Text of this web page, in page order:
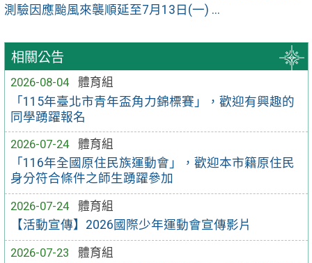
相關公告
2026-08-04
體育組
「115年臺北市青年盃角力錦標賽」，歡迎有興趣的
同學踴躍報名
2026-07-24
體育組
「116年全國原住民族運動會」，歡迎本市籍原住民
身分符合條件之師生踴躍參加
2026-07-24
體育組
【活動宣傳】2026國際少年運動會宣傳影片
2026-07-23
體育組
測驗因應颱風來襲順延至7月13日(一) ...